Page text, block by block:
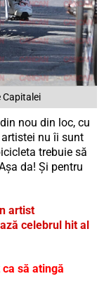
Capitalei
nou din loc, cu
nu îi sunt
trebuie să
da! Și pentru
artist
celebrul hit al
să atingă